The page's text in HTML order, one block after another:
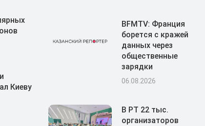
Киеву
BFMTV: Франция
борется с кражей
данных через
общественные
зарядки
06.08.2026
В РТ 22 тыс.
организаторов